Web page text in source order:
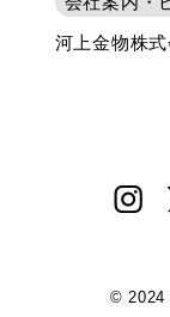
河上金物株
© 2024